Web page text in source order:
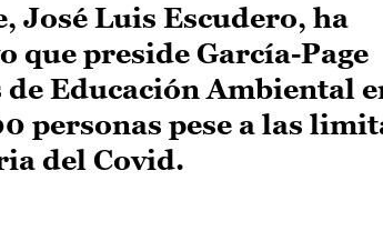
José Luis Escudero, ha
que preside García-Page
Educación Ambiental
personas pese a las
del Covid.